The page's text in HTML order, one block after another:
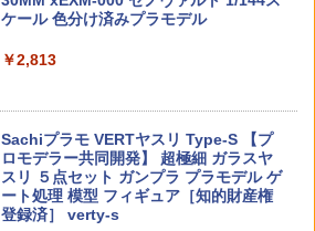
INNO Models 1/64 Toyota セリカ GT-F
ー ミニカー 完成品 模型
￥4,873
庫品】
￥7,000
2026年8月下旬 再販 エンスカイ ばら 3
個/5個/BOX11個入り スター・ウォーズ
マンダロリアン グローグー ソフビパペ
ットマスコット 1BOX PVC
PROTEC リコイルスプリング RSPシリ
パーツ ガスガン部品 ガスガンパーツ カ
スタム部品 交換パーツ 交換部品 ガスガ
ンアクセサリー ガスガンオプション
￥1,480
ルアップデカール 【YOKOMO SUNRIS
E/MARCURY AE86 LEVIN用】#0016-12
￥2,255
￥24,900
NL-06 オートボット コスモス 可動フィ
ギュア
￥4,440
ケール 色分け済みプラモデル
￥2,813
Sachiプラモ VERTヤスリ Type-S 【プ
ロモデラー共同開発】 超極細 ガラスヤ
スリ ５点セット ガンプラ プラモデル ゲ
ート処理 模型 フィギュア［知的財産権
登録済］ verty-s